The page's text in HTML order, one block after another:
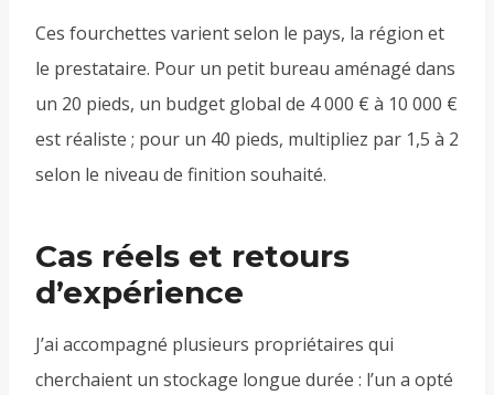
Ces fourchettes varient selon le pays, la région et
le prestataire. Pour un petit bureau aménagé dans
un 20 pieds, un budget global de 4 000 € à 10 000 €
est réaliste ; pour un 40 pieds, multipliez par 1,5 à 2
selon le niveau de finition souhaité.
Cas réels et retours
d’expérience
J’ai accompagné plusieurs propriétaires qui
cherchaient un stockage longue durée : l’un a opté